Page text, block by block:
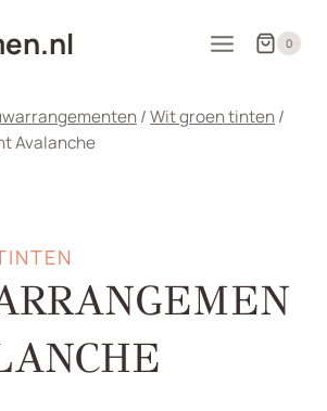
0
/Wit groen tinten/
Avalanche